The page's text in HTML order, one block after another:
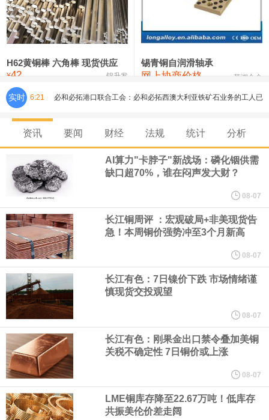
铸造铝合金锭(ZLD104) 24,300—24,500 24,400
压铸锌合金锭 26,500—26,700
氯化镍 38,300—40,300 39,300 0
H62黄铜棒 六角棒 现货供应
¥42 锦升发
锡青铜自润滑轴承
网上协商价格 芜湖合金
实时 6:21 必和必拓港口联合工会：必和必拓西澳大利亚铁矿石业务的工人已
通知，将于8月9日实施24小时停工。
8月7日，宇树科技董事长王兴兴网上路演时表示，报告期内，公司
研发费用金额分别为4,995.18万元、7,001.70万元、14,496.56万
元，最近3年复合增长率达70.36%，呈快速增长趋势，并形成多项
核心技术和知识产权。截至2026年1月31日，公司拥有262项专利权
（含境内发明专利20项）。
纽约期银日内涨4%，现报64.08美元/盎司。
宇树科技董事长、总经理兼首席技术官王兴兴在网上路演时表示，
经过多年研发创新和技术积累，公司逐步形成了包括一体化关节集
成技术、高紧凑度机器人身体集成技术、机器人激光雷达全自研核
资讯 要闻 财经 法规 统计 分析
AI算力"卡脖子"新战场：磷化铟供需
缺口超70%，谁在闷声发大财？
08-07
长江铜周评 ：宏观破局+非美现货告
急！本周铜价强势冲至3个月新高
08-07
长江有色：7日镍价下跌 市场情绪谨
慎现货交投观望
08-07
长江有色：刚果金出口禁令叠加美铜
关税不确定性 7日铜价或上涨
08-07
LME铜库存降至22.67万吨！低库存
共振美伦价差走阔